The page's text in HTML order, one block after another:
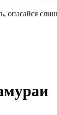
опасайся